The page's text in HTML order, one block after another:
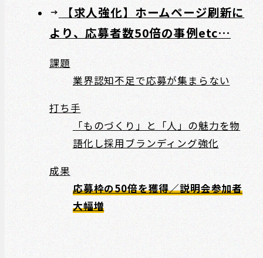
【求人強化】ホームページ刷新に
より、応募者数50倍の事例etc…
課題
業界認知不足で応募が集まらない
打ち手
「ものづくり」と「人」の魅力を物
語化し採用ブランディング強化
成果
応募枠の50倍を獲得／説明会参加者
大幅増